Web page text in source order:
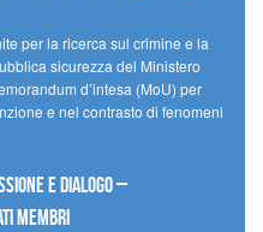
per la ricerca sul crimine e la
sicurezza del Ministero
d’intesa (MoU) per
e nel contrasto di fenomeni
e dialogo –
membri